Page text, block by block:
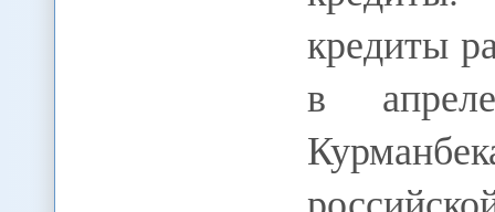
кредиты
в